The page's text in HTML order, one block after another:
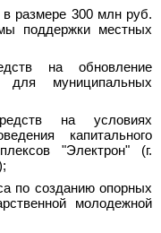
размере 300 млн руб.
поддержки местных
на обновление
для муниципальных
на условиях
капитального
"Электрон" (г.
по созданию опорных
молодежной